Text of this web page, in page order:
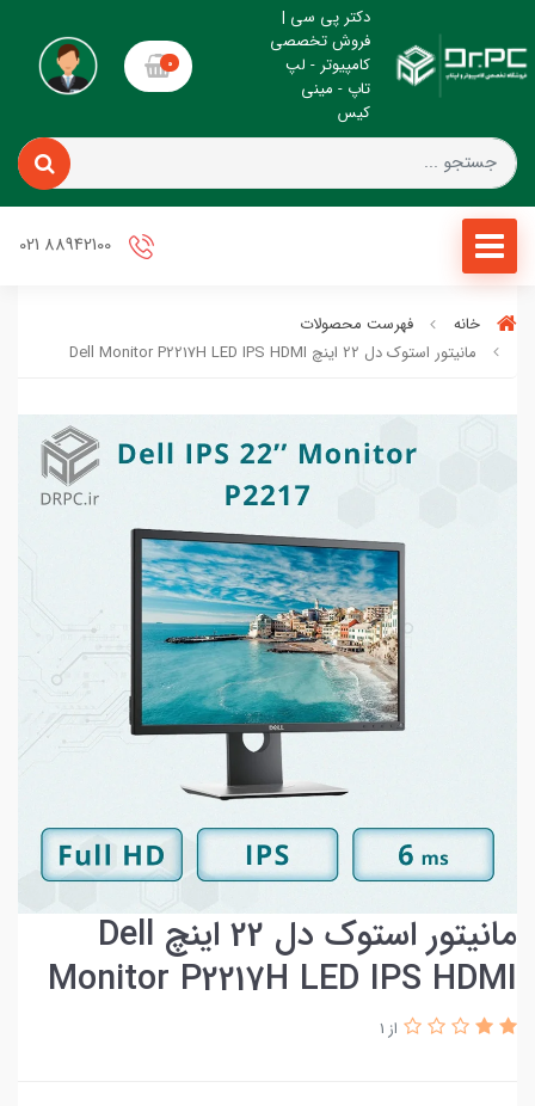
دکتر پی سی |
فروش تخصصی
کامپیوتر - لپ
تاپ - مینی
کیس
0
خانه
فهرست محصولات
مانیتور استوک دل 22 اینچ Dell Monitor P2217H LED IPS HDMI
مانیتور استوک دل 22 اینچ Dell
Monitor P2217H LED IPS HDMI
از 1